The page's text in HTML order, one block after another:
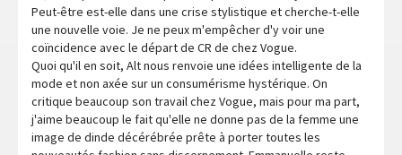
Peut-être est-elle dans une crise stylistique et cherche-t-elle
une nouvelle voie. Je ne peux m'empêcher d'y voir une
coïncidence avec le départ de CR de chez Vogue.
Quoi qu'il en soit, Alt nous renvoie une idées intelligente de la
mode et non axée sur un consumérisme hystérique. On
critique beaucoup son travail chez Vogue, mais pour ma part,
j'aime beaucoup le fait qu'elle ne donne pas de la femme une
image de dinde décérébrée prête à porter toutes les